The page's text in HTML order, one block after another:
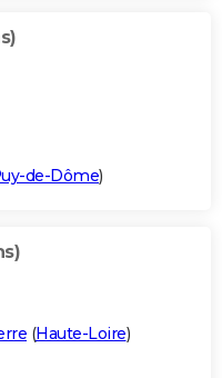
de-Dôme)
(Haute-Loire)